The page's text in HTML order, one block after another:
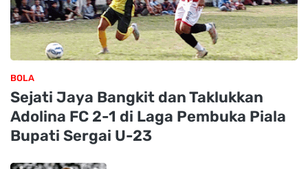
BOLA
Sejati Jaya Bangkit dan Taklukkan
Adolina FC 2-1 di Laga Pembuka Piala
Bupati Sergai U-23